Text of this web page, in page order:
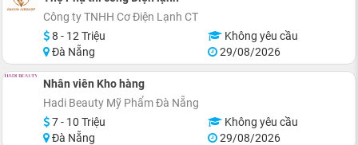
Công ty TNHH Cơ Điện Lạnh CT
8 - 12 Triệu
Không yêu cầu
Đà Nẵng
29/08/2026
Nhân viên Kho hàng
Hadi Beauty Mỹ Phẩm Đà Nẵng
7 - 10 Triệu
Không yêu cầu
Đà Nẵng
29/08/2026